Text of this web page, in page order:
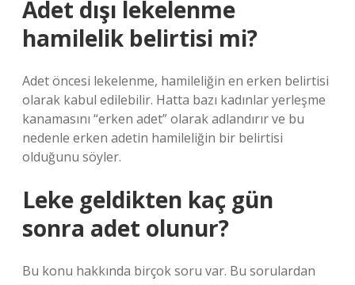
Adet dışı lekelenme
hamilelik belirtisi mi?
Adet öncesi lekelenme, hamileliğin en erken belirtisi
olarak kabul edilebilir. Hatta bazı kadınlar yerleşme
kanamasını “erken adet” olarak adlandırır ve bu
nedenle erken adetin hamileliğin bir belirtisi
olduğunu söyler.
Leke geldikten kaç gün
sonra adet olunur?
Bu konu hakkında birçok soru var. Bu sorulardan